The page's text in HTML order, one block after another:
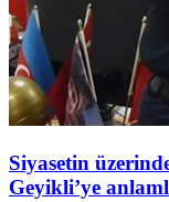
Siyasetin
Geyikli’ye